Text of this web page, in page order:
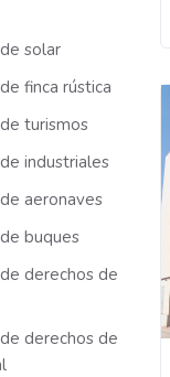
solar
finca rústica
turismos
industriales
aeronaves
buques
derechos de
derechos de